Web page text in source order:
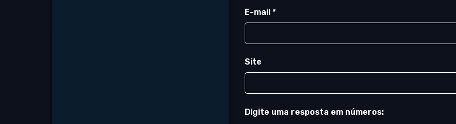
E-mail*
Site
Digite uma resposta em números: